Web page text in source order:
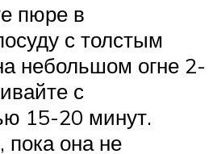
пюре в
с толстым
небольшом огне 2-
с
15-20 минут.
пока она не